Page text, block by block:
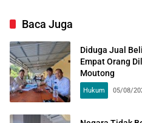
Baca Juga
Diduga Jual
Empat Orang
Moutong
Hukum 05/08/